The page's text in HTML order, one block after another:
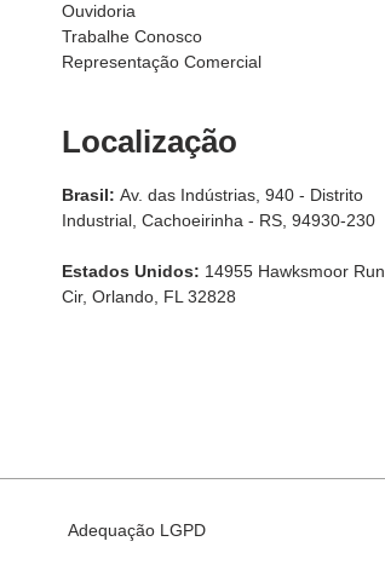
Ouvidoria
Trabalhe Conosco
Representação Comercial
Localização
Brasil: Av. das Indústrias, 940 - Distrito
Industrial, Cachoeirinha - RS, 94930-230
Estados Unidos: 14955 Hawksmoor Run
Cir, Orlando, FL 32828
Adequação LGPD